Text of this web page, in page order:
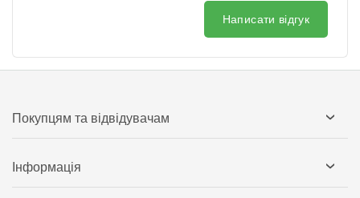
Написати відгук
Покупцям та відвідувачам
Інформація